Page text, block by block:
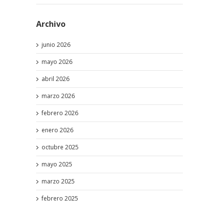
Archivo
junio 2026
mayo 2026
abril 2026
marzo 2026
febrero 2026
enero 2026
octubre 2025
mayo 2025
marzo 2025
febrero 2025